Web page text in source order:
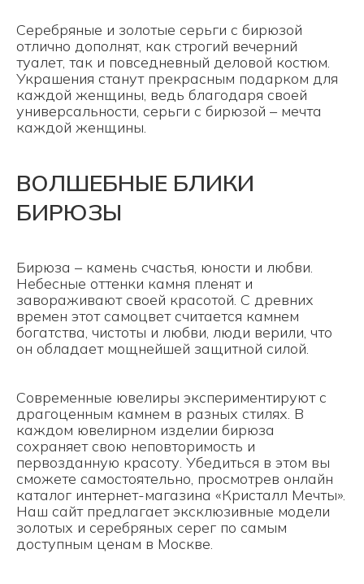
Серебряные и золотые серьги с бирюзой
отлично дополнят, как строгий вечерний
туалет, так и повседневный деловой костюм.
Украшения станут прекрасным подарком для
каждой женщины, ведь благодаря своей
универсальности, серьги с бирюзой – мечта
каждой женщины.
ВОЛШЕБНЫЕ БЛИКИ
БИРЮЗЫ
Бирюза – камень счастья, юности и любви.
Небесные оттенки камня пленят и
завораживают своей красотой. С древних
времен этот самоцвет считается камнем
богатства, чистоты и любви, люди верили, что
он обладает мощнейшей защитной силой.
Современные ювелиры экспериментируют с
драгоценным камнем в разных стилях. В
каждом ювелирном изделии бирюза
сохраняет свою неповторимость и
первозданную красоту. Убедиться в этом вы
сможете самостоятельно, просмотрев онлайн
каталог интернет-магазина «Кристалл Мечты».
Наш сайт предлагает эксклюзивные модели
золотых и серебряных серег по самым
доступным ценам в Москве.